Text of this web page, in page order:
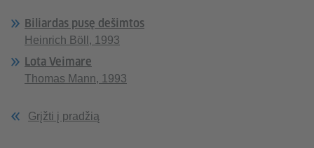
Biliardas pusę dešimtos
Heinrich Böll, 1993
Lota Veimare
Thomas Mann, 1993
Grįžti į pradžią